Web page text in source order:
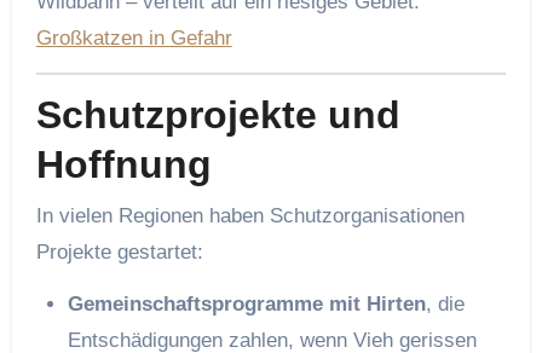
Großkatzen in Gefahr
Schutzprojekte und
Hoffnung
In vielen Regionen haben Schutzorganisationen
Projekte gestartet:
Gemeinschaftsprogramme mit Hirten, die
Entschädigungen zahlen, wenn Vieh gerissen